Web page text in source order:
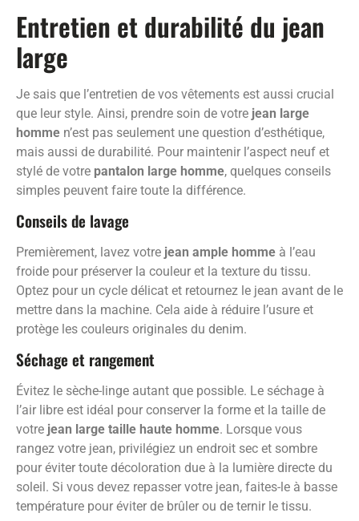
Entretien et durabilité du jean
large
Je sais que l’entretien de vos vêtements est aussi crucial
que leur style. Ainsi, prendre soin de votre jean large
homme n’est pas seulement une question d’esthétique,
mais aussi de durabilité. Pour maintenir l’aspect neuf et
stylé de votre pantalon large homme, quelques conseils
simples peuvent faire toute la différence.
Conseils de lavage
Premièrement, lavez votre jean ample homme à l’eau
froide pour préserver la couleur et la texture du tissu.
Optez pour un cycle délicat et retournez le jean avant de le
mettre dans la machine. Cela aide à réduire l’usure et
protège les couleurs originales du denim.
Séchage et rangement
Évitez le sèche-linge autant que possible. Le séchage à
l’air libre est idéal pour conserver la forme et la taille de
votre jean large taille haute homme. Lorsque vous
rangez votre jean, privilégiez un endroit sec et sombre
pour éviter toute décoloration due à la lumière directe du
soleil. Si vous devez repasser votre jean, faites-le à basse
température pour éviter de brûler ou de ternir le tissu.